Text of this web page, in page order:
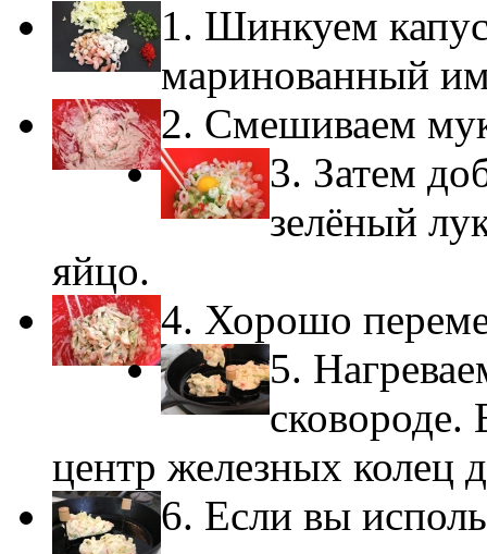
1. Шинкуем
маринованный
2. Смешиваем
3. Затем
зелёный
яйцо.
4. Хорошо
5.
центр железных колец
6. Если вы